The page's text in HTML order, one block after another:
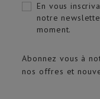
Abonnez vous à
nos offres et
En vous
notre
moment.